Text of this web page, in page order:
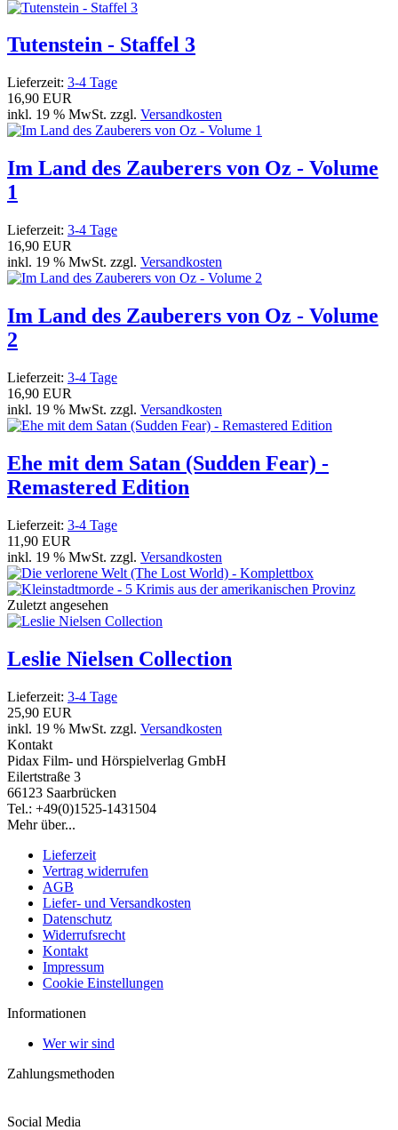
Tutenstein - Staffel 3
Lieferzeit: 3-4 Tage
16,90 EUR
inkl. 19 % MwSt. zzgl. Versandkosten
Im Land des Zauberers von Oz - Volume
1
Lieferzeit: 3-4 Tage
16,90 EUR
inkl. 19 % MwSt. zzgl. Versandkosten
Im Land des Zauberers von Oz - Volume
2
Lieferzeit: 3-4 Tage
16,90 EUR
inkl. 19 % MwSt. zzgl. Versandkosten
Ehe mit dem Satan (Sudden Fear) -
Remastered Edition
Lieferzeit: 3-4 Tage
11,90 EUR
inkl. 19 % MwSt. zzgl. Versandkosten
Zuletzt angesehen
Leslie Nielsen Collection
Lieferzeit: 3-4 Tage
25,90 EUR
inkl. 19 % MwSt. zzgl. Versandkosten
Kontakt
Pidax Film- und Hörspielverlag GmbH
Eilertstraße 3
66123 Saarbrücken
Tel.: +49(0)1525-1431504
Mehr über...
Lieferzeit
Vertrag widerrufen
AGB
Liefer- und Versandkosten
Datenschutz
Widerrufsrecht
Kontakt
Impressum
Cookie Einstellungen
Informationen
Wer wir sind
Zahlungsmethoden
Social Media